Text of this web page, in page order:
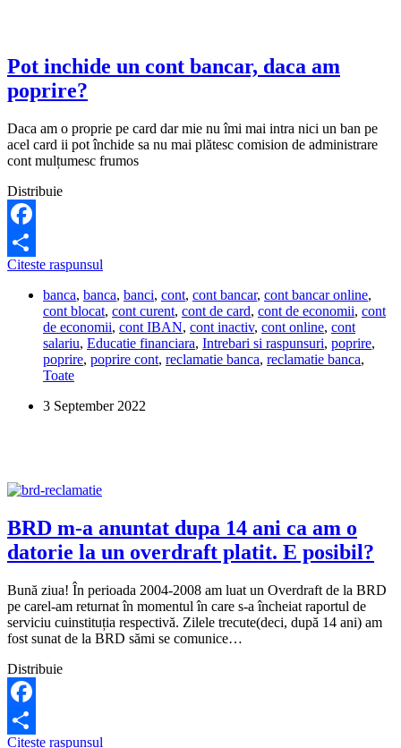
Pot inchide un cont bancar, daca am
poprire?
Daca am o proprie pe card dar mie nu îmi mai intra nici un ban pe
acel card ii pot închide sa nu mai plătesc comision de administrare
cont mulțumesc frumos
Distribuie
Facebook
Share
Citeste raspunsul
un
cont
bancar,
daca
am
banca, banca, banci, cont, cont bancar, cont bancar online,
cont blocat, cont curent, cont de card, cont de economii, cont
de economii, cont IBAN, cont inactiv, cont online, cont
salariu, Educatie financiara, Intrebari si raspunsuri, poprire,
poprire, poprire cont, reclamatie banca, reclamatie banca,
Toate
3 September 2022
BRD m-a anuntat dupa 14 ani ca am o
datorie la un overdraft platit. E posibil?
Bună ziua! În perioada 2004-2008 am luat un Overdraft de la BRD
pe carel-am returnat în momentul în care s-a încheiat raportul de
serviciu cuinstituția respectivă. Zilele trecute(deci, după 14 ani) am
fost sunat de la BRD sămi se comunice…
Distribuie
Facebook
Citeste raspunsul